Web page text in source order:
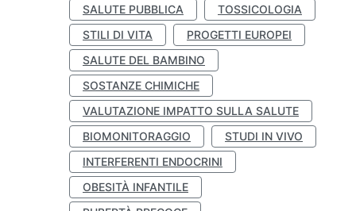
SALUTE PUBBLICA
TOSSICOLOGIA
STILI DI VITA
PROGETTI EUROPEI
SALUTE DEL BAMBINO
SOSTANZE CHIMICHE
VALUTAZIONE IMPATTO SULLA SALUTE
BIOMONITORAGGIO
STUDI IN VIVO
INTERFERENTI ENDOCRINI
OBESITÀ INFANTILE